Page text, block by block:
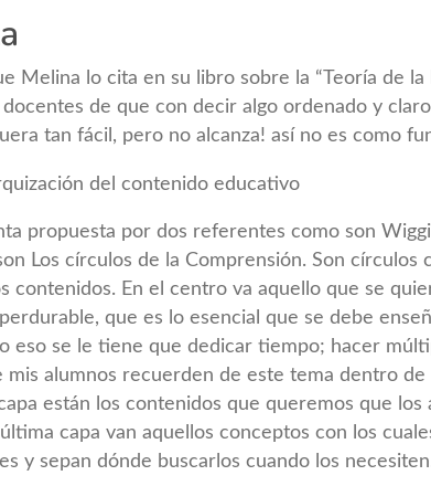
Melina lo cita en su libro sobre la “Teoría de la
de que con decir algo ordenado y
tan fácil, pero no alcanza! así no es como
del contenido educativo
propuesta por dos referentes como son
Los círculos de la Comprensión. Son círculos
contenidos. En el centro va aquello que se
que es lo esencial que se debe
eso se le tiene que dedicar tiempo; hacer
mis alumnos recuerden de este tema dentro
están los contenidos que queremos que los
capa van aquellos conceptos con los
y sepan dónde buscarlos cuando los